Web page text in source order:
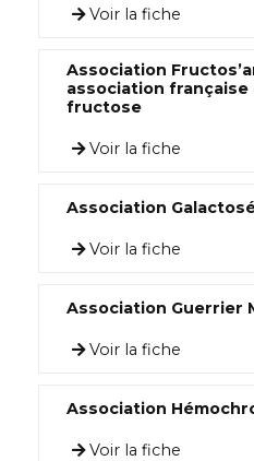
Voir la fiche
Association
association
fructose
Voir la fiche
Association
Voir la fiche
Association Guerrier
Voir la fiche
Association
Voir la fiche